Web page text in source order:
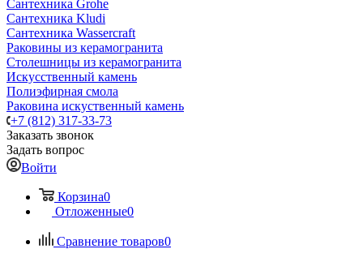
Сантехника Grohe
Сантехника Kludi
Сантехника Wassercraft
Раковины из керамогранита
Столешницы из керамогранита
Искусственный камень
Полиэфирная смола
Раковина искуственный камень
+7 (812) 317-33-73
Заказать звонок
Задать вопрос
Войти
Корзина0
Отложенные0
Сравнение товаров0